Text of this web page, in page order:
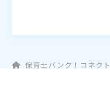
保育士バンク！コネクト